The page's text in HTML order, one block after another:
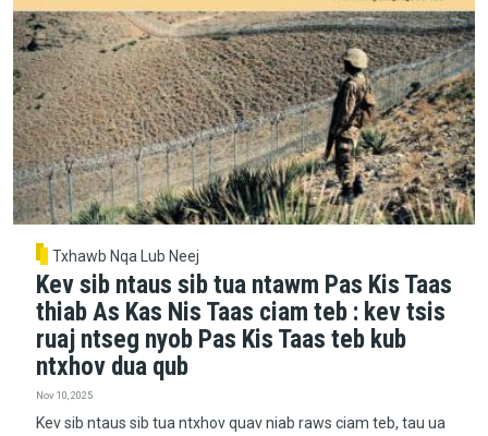
Txhawb Nqa Lub Neej
Kev sib ntaus sib tua ntawm Pas Kis Taas
thiab As Kas Nis Taas ciam teb : kev tsis
ruaj ntseg nyob Pas Kis Taas teb kub
ntxhov dua qub
Nov 10, 2025
Kev sib ntaus sib tua ntxhov quav niab raws ciam teb, tau ua